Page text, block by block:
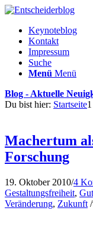
Keynoteblog
Kontakt
Impressum
Suche
Menü Menü
Blog - Aktuelle
Du bist hier: Startseite1
Machertum
Forschung
19. Oktober 2010/4
Gestaltungsfreiheit,
Veränderung, Zukunft /